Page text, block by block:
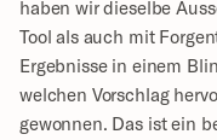
haben wir dieselbe
Tool als auch mit
Ergebnisse in einem
welchen Vorschlag
gewonnen. Das ist ein